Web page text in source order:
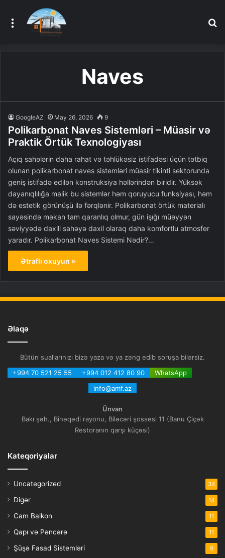
Menu
Naves
GoogleAZ May 26, 2026 9
Polikarbonat Naves Sistemləri – Müasir və
Praktik Örtük Texnologiyası
Açıq sahələrin daha rahat və təhlükəsiz istifadəsi üçün tətbiq
olunan polikarbonat naves sistemləri müasir tikinti sektorunda
geniş istifadə edilən konstruksiya həllərindən biridir. Yüksək
dayanıqlılığa malik bu sistemlər həm qoruyucu funksiyası, həm
də estetik görünüşü ilə fərqlənir. Polikarbonat örtük materialı
sayəsində məkan tam qaranlıq olmur, gün işığı müəyyən
səviyyədə daxili sahəyə daxil olaraq daha komfortlu atmosfer
yaradır. Polikarbonat Naves Sistemi Nədir?…
Ətraflı oxuyun »
Əlaqə
Bütün suallarınızı bizə yaza və ya zəng edib soruşa bilərsiz.
+994 70 521 25 55
+994 012 412 80 90
WhatsApp
info@amf.az
Ünvan
Bakı şəh., Binəqədi rayonu, Biləcəri şossesi 11 (Banu Çiçək
Restoranın qarşı küçəsi)
Kateqoriyalar
Uncategorized 34
Digər 14
Cam Balkon 11
Qapı və Pəncərə 11
Şüşə Fasad Sistemləri 9